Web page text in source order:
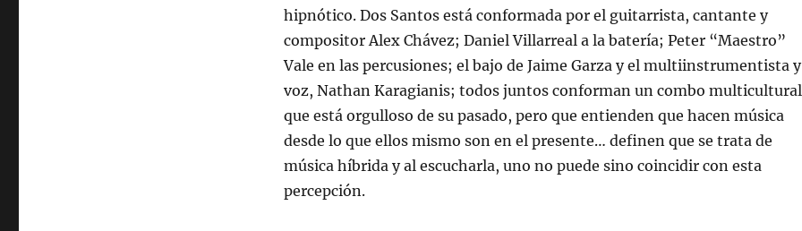
hipnótico. Dos Santos está conformada por el guitarrista, cantante y
compositor Alex Chávez; Daniel Villarreal a la batería; Peter “Maestro”
Vale en las percusiones; el bajo de Jaime Garza y el multiinstrumentista y
voz, Nathan Karagianis; todos juntos conforman un combo multicultural
que está orgulloso de su pasado, pero que entienden que hacen música
desde lo que ellos mismo son en el presente… definen que se trata de
música híbrida y al escucharla, uno no puede sino coincidir con esta
percepción.